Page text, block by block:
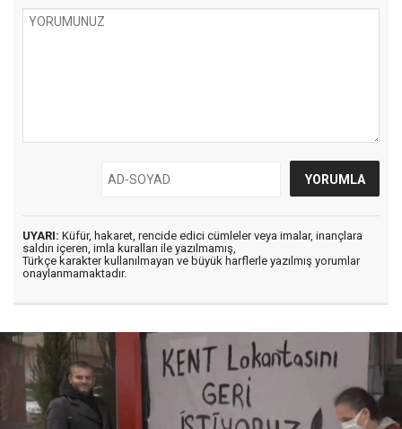
UYARI: Küfür, hakaret, rencide edici cümleler veya imalar, inançlara
saldırı içeren, imla kuralları ile yazılmamış,
Türkçe karakter kullanılmayan ve büyük harflerle yazılmış yorumlar
onaylanmamaktadır.